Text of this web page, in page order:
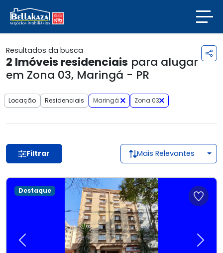
Resultados da busca
2 Imóveis residenciais para alugar
em Zona 03, Maringá - PR
Locação Residenciais Maringá Zona 03
Filtrar Mais Relevantes
Previous Next
Destaque